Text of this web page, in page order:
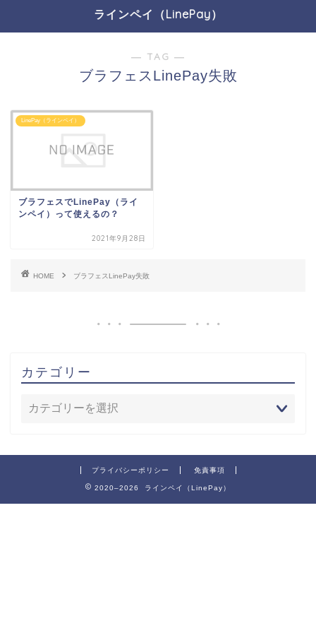
ラインペイ（LinePay）
― TAG ―
ブラフェスLinePay失敗
LinePay（ラインペイ）
ブラフェスでLinePay（ライ
ンペイ）って使えるの？
2021年9月28日
HOME ブラフェスLinePay失敗
カテゴリー
プライバシーポリシー 免責事項
2020–2026 ラインペイ（LinePay）